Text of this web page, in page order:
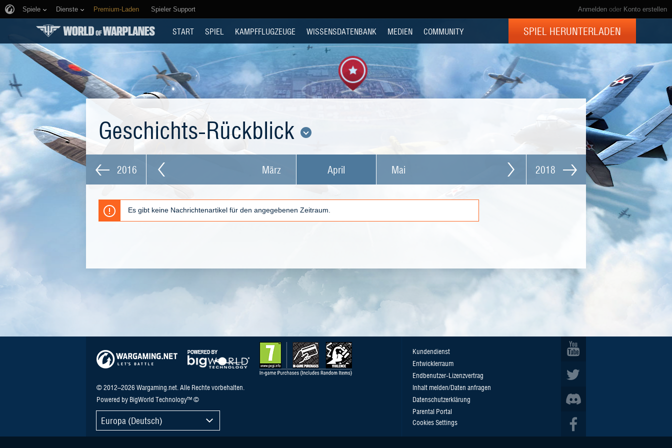
Anmelden oder Konto erstellen
Spiele Dienste Premium-Laden Spieler Support
START SPIEL KAMPFFLUGZEUGE WISSENSDATENBANK MEDIEN COMMUNITY SPIEL HERUNTERLADEN
Geschichts-Rückblick
2016 März April Mai 2018
Es gibt keine Nachrichtenartikel für den angegebenen Zeitraum.
© 2012–2026 Wargaming.net. Alle Rechte vorbehalten.
Powered by BigWorld Technology™ ©
Europa (Deutsch)
Kundendienst
Entwicklerraum
Endbenutzer-Lizenzvertrag
Inhalt melden/Daten anfragen
Datenschutzerklärung
Parental Portal
Cookies Settings